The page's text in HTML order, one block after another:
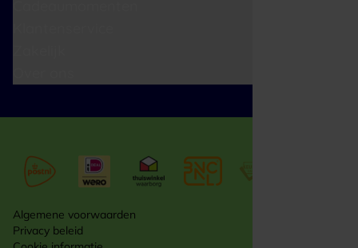
Algemene voorwaarden
Privacy beleid